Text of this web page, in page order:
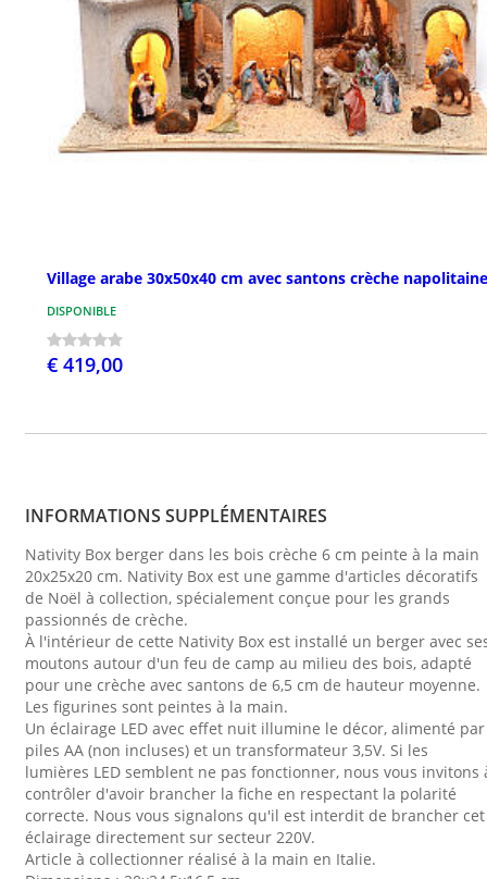
Village arabe 30x50x40 cm avec santons crèche napolitaine
DISPONIBLE
€ 419,00
INFORMATIONS SUPPLÉMENTAIRES
Nativity Box berger dans les bois crèche 6 cm peinte à la main
20x25x20 cm. Nativity Box est une gamme d'articles décoratifs
de Noël à collection, spécialement conçue pour les grands
passionnés de crèche.
À l'intérieur de cette Nativity Box est installé un berger avec
moutons autour d'un feu de camp au milieu des bois, adapté
pour une crèche avec santons de 6,5 cm de hauteur moyenne.
Les figurines sont peintes à la main.
Un éclairage LED avec effet nuit illumine le décor, alimenté par
piles AA (non incluses) et un transformateur 3,5V. Si les
lumières LED semblent ne pas fonctionner, nous vous invitons
contrôler d'avoir brancher la fiche en respectant la polarité
correcte. Nous vous signalons qu'il est interdit de brancher cet
éclairage directement sur secteur 220V.
Article à collectionner réalisé à la main en Italie.